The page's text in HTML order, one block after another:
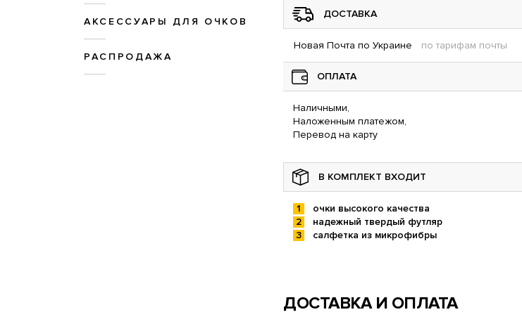
АКСЕССУАРЫ ДЛЯ ОЧКОВ
РАСПРОДАЖА
ДОСТАВКА
Новая Почта по Украине по тарифам почты
ОПЛАТА
Наличными,
Наложенным платежом,
Перевод на карту
В КОМПЛЕКТ ВХОДИТ
очки высокого качества
надежный твердый футляр
салфетка из микрофибры
ДОСТАВКА И ОПЛАТА